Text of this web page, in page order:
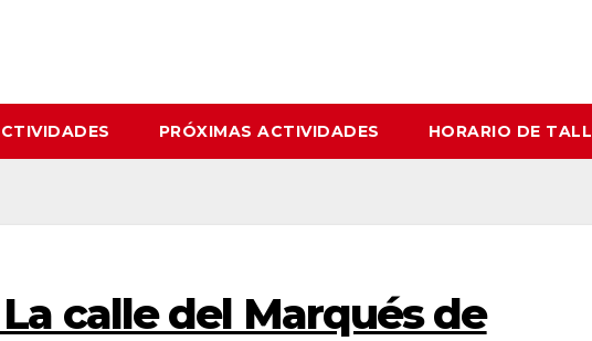
PRÓXIMAS ACTIVIDADES HORARIO DE
calle del Marqués de